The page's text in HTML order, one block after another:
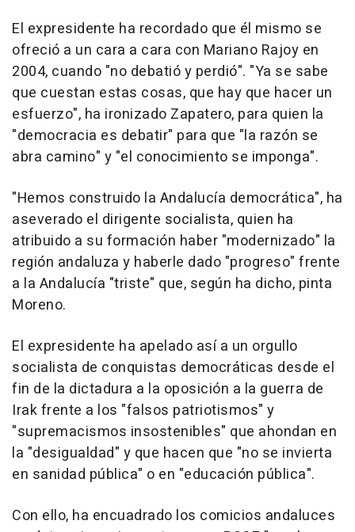
El expresidente ha recordado que él mismo se
ofreció a un cara a cara con Mariano Rajoy en
2004, cuando "no debatió y perdió". "Ya se sabe
que cuestan estas cosas, que hay que hacer un
esfuerzo", ha ironizado Zapatero, para quien la
"democracia es debatir" para que "la razón se
abra camino" y "el conocimiento se imponga".
"Hemos construido la Andalucía democrática", ha
aseverado el dirigente socialista, quien ha
atribuido a su formación haber "modernizado" la
región andaluza y haberle dado "progreso" frente
a la Andalucía "triste" que, según ha dicho, pinta
Moreno.
El expresidente ha apelado así a un orgullo
socialista de conquistas democráticas desde el
fin de la dictadura a la oposición a la guerra de
Irak frente a los "falsos patriotismos" y
"supremacismos insostenibles" que ahondan en
la "desigualdad" y que hacen que "no se invierta
en sanidad pública" o en "educación pública".
Con ello, ha encuadrado los comicios andaluces